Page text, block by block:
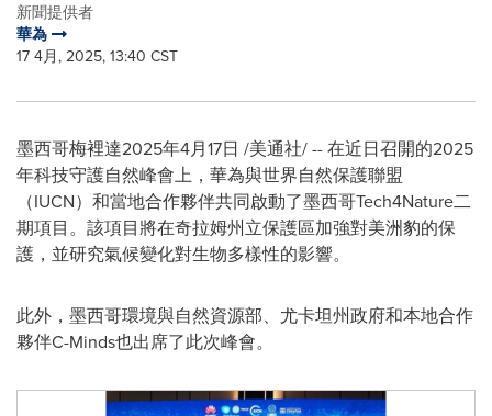
新聞提供者
華為
17 4月, 2025, 13:40 CST
墨西哥梅裡達2025年4月17日 /美通社/ -- 在近日召開的2025
年科技守護自然峰會上，華為與世界自然保護聯盟
（IUCN）和當地合作夥伴共同啟動了墨西哥Tech4Nature二
期項目。該項目將在奇拉姆州立保護區加強對美洲豹的保
護，並研究氣候變化對生物多樣性的影響。
此外，墨西哥環境與自然資源部、尤卡坦州政府和本地合作
夥伴C-Minds也出席了此次峰會。